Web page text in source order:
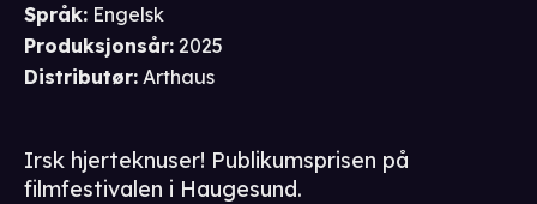
Språk: Engelsk
Produksjonsår: 2025
Distributør: Arthaus
Irsk hjerteknuser! Publikumsprisen på
filmfestivalen i Haugesund.